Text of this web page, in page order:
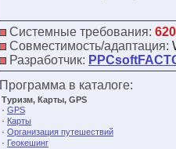
Системные требования:
Совместимость/адаптация:
Разработчик:
Программа в каталоге:
Туризм, Карты, GPS
· GPS
· Карты
· Организация путешествий
· Геокешинг